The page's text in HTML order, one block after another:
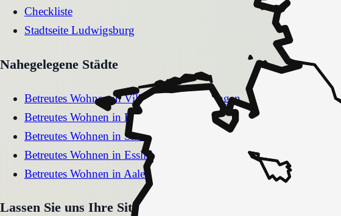
Checkliste
Stadtseite Ludwigsburg
Nahegelegene Städte
Betreutes WohneninVillingen-Schwenningen
Betreutes Wohnen in Konstanz
Betreutes Wohnen in Sindelfingen
Betreutes Wohnen in Esslingen am Neckar
Betreutes Wohnen in Aalen
Lassen Sie uns Ihre Situation gemeinsam klären - in 30